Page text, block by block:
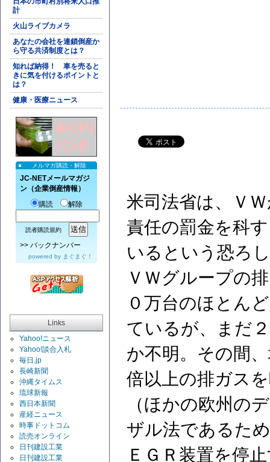
計
火山ライブカメラ
あなたの会社を連鎖倒産か
ら守る共済制度とは？
知れば納得！ 車を売ると
きに気を付けるポイントと
は？
健康・医療ニュース
メルマガ購読・解除
JC-NETメールマガジ
ン（企業倒産情報）
購読
解除
読者購読規約
>> バックナンバー
powered by まぐまぐ！
Links
Yahoo!ニュース
Yahoo!談合入札
毎日.jp
長崎新聞
沖縄タイムス
琉球新報
西日本新聞
産経ニュース
時事ドットコム
読売オンライン
日刊建設工業
日刊建設工業
米司法省は、Ｖ
責任の罰金を科
いるという恐ろ
ＶＷグループの
０万台のほとん
ているが、まだ
か不明。その間
倍以上の排ガス
（ほかの欧州の
ザル法であるた
ＥＧＲ装置を停